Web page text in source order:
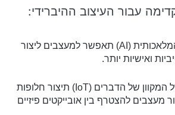
עבור העיצוב ההיברידי:
עליית הבינה המלאכותית (AI) תאפשר למעצבים ליצור
ואישיות יותר.
ההתרחבות של המקוון של הדברים (IoT) תיצור חלופות
מעצבים להצטרף בין אובייקטים פיזיים